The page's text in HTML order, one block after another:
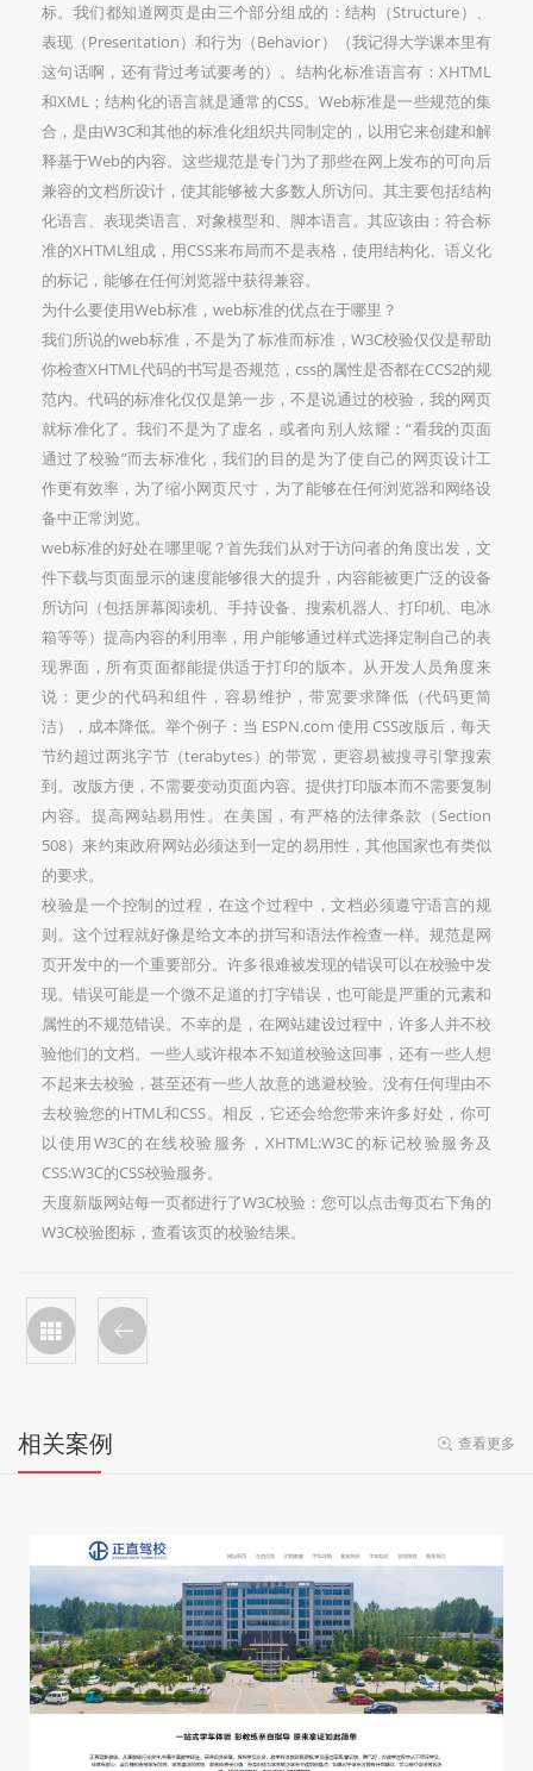
标。我们都知道网页是由三个部分组成的：结构（Structure）、
表现（Presentation）和行为（Behavior）（我记得大学课本里有
这句话啊，还有背过考试要考的）。结构化标准语言有：XHTML
和XML；结构化的语言就是通常的CSS。Web标准是一些规范的集
合，是由W3C和其他的标准化组织共同制定的，以用它来创建和解
释基于Web的内容。这些规范是专门为了那些在网上发布的可向后
兼容的文档所设计，使其能够被大多数人所访问。其主要包括结构
化语言、表现类语言、对象模型和、脚本语言。其应该由：符合标
准的XHTML组成，用CSS来布局而不是表格，使用结构化、语义化
的标记，能够在任何浏览器中获得兼容。
为什么要使用Web标准，web标准的优点在于哪里？
我们所说的web标准，不是为了标准而标准，W3C校验仅仅是帮助
你检查XHTML代码的书写是否规范，css的属性是否都在CCS2的规
范内。代码的标准化仅仅是第一步，不是说通过的校验，我的网页
就标准化了。我们不是为了虚名，或者向别人炫耀：“看我的页面
通过了校验”而去标准化，我们的目的是为了使自己的网页设计工
作更有效率，为了缩小网页尺寸，为了能够在任何浏览器和网络设
备中正常浏览。
web标准的好处在哪里呢？首先我们从对于访问者的角度出发，文
件下载与页面显示的速度能够很大的提升，内容能被更广泛的设备
所访问（包括屏幕阅读机、手持设备、搜索机器人、打印机、电冰
箱等等）提高内容的利用率，用户能够通过样式选择定制自己的表
现界面，所有页面都能提供适于打印的版本。从开发人员角度来
说：更少的代码和组件，容易维护，带宽要求降低（代码更简
洁），成本降低。举个例子：当 ESPN.com 使用 CSS改版后，每天
节约超过两兆字节（terabytes）的带宽，更容易被搜寻引擎搜索
到。改版方便，不需要变动页面内容。提供打印版本而不需要复制
内容。提高网站易用性。在美国，有严格的法律条款（Section
508）来约束政府网站必须达到一定的易用性，其他国家也有类似
的要求。
校验是一个控制的过程，在这个过程中，文档必须遵守语言的规
则。这个过程就好像是给文本的拼写和语法作检查一样。规范是网
页开发中的一个重要部分。许多很难被发现的错误可以在校验中发
现。错误可能是一个微不足道的打字错误，也可能是严重的元素和
属性的不规范错误。不幸的是，在网站建设过程中，许多人并不校
验他们的文档。一些人或许根本不知道校验这回事，还有一些人想
不起来去校验，甚至还有一些人故意的逃避校验。没有任何理由不
去校验您的HTML和CSS。相反，它还会给您带来许多好处，你可
以使用W3C的在线校验服务，XHTML:W3C的标记校验服务及
CSS:W3C的CSS校验服务。
天度新版网站每一页都进行了W3C校验：您可以点击每页右下角的
W3C校验图标，查看该页的校验结果。
相关案例 查看更多